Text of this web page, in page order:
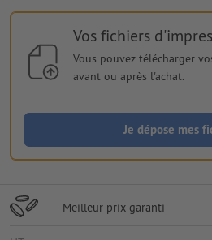
Vos fichiers
Vous pouvez télécharger
avant ou après l'achat.
Je dépose mes
Meilleur prix garanti